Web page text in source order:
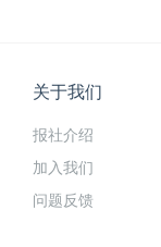
关于我们
报社介绍
加入我们
问题反馈